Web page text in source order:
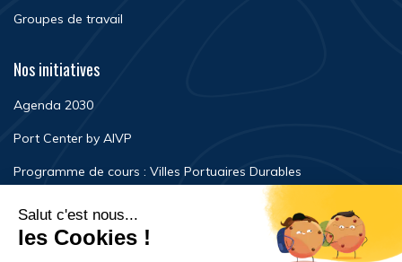
Groupes de travail
Nos initiatives
Agenda 2030
Port Center by AIVP
Programme de cours : Villes Portuaires Durables
Newsroom